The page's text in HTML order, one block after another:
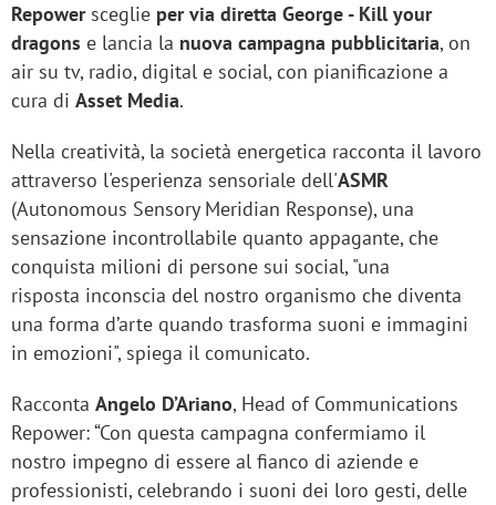
Repower sceglie per via diretta George - Kill your
dragons e lancia la nuova campagna pubblicitaria, on
air su tv, radio, digital e social, con pianificazione a
cura di Asset Media.
Nella creatività, la società energetica racconta il lavoro
attraverso l'esperienza sensoriale dell'ASMR
(Autonomous Sensory Meridian Response), una
sensazione incontrollabile quanto appagante, che
conquista milioni di persone sui social, "una
risposta inconscia del nostro organismo che diventa
una forma d’arte quando trasforma suoni e immagini
in emozioni", spiega il comunicato.
Racconta Angelo D’Ariano, Head of Communications
Repower: “Con questa campagna confermiamo il
nostro impegno di essere al fianco di aziende e
professionisti, celebrando i suoni dei loro gesti, delle